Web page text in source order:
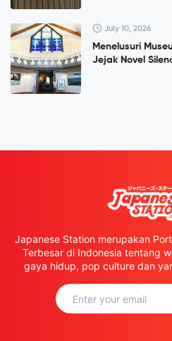
July 10, 2026
Menelusuri
Jejak Novel
Japanese Station merupakan
Terbesar di Indonesia tentang
gaya hidup, pop culture dan